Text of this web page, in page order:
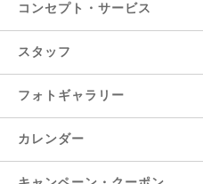
コンセプト・サービス
スタッフ
フォトギャラリー
カレンダー